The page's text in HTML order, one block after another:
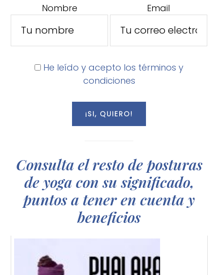
Nombre Email
He leído y acepto los términos y
condiciones
Consulta el resto de posturas
de yoga con su significado,
puntos a tener en cuenta y
beneficios